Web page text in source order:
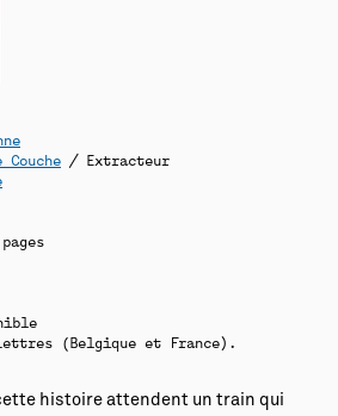
Couche / Extracteur
(Belgique et France).
histoire attendent un train qui